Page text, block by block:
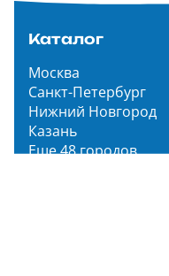
Каталог
Москва
Санкт-Петербург
Нижний Новгород
Казань
Еще 48 городов